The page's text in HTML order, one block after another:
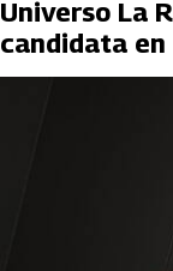
Universo La
candidata en